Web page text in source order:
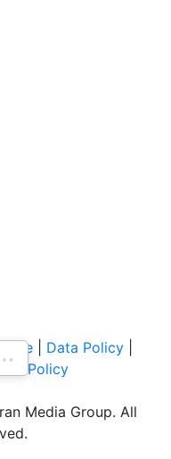
Data Policy
Policy
Media Group. All